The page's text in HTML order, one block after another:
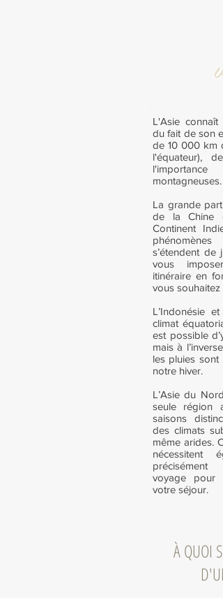
L'Asie
du fait de son
de 10 000 km
l'équateur),
montagneuses.
La grande
de la Chine
Continent
s’étendent de
vous
itinéraire en
vous souhaitez
L’Indonésie
climat
est possible
mais à
les pluies sont
notre hiver.
L’Asie du
seule région
saisons
des climats
même arides.
nécessitent
voyage pour
votre séjour.
À QUOI